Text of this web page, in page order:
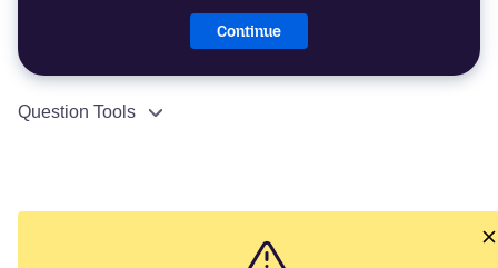
Continue
Question Tools